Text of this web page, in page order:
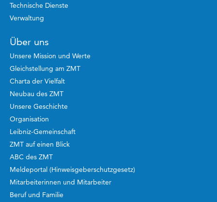
Technische Dienste
Verwaltung
Über uns
Unsere Mission und Werte
Gleichstellung am ZMT
Charta der Vielfalt
Neubau des ZMT
Unsere Geschichte
Organisation
Leibniz-Gemeinschaft
ZMT auf einen Blick
ABC des ZMT
Meldeportal (Hinweisgeberschutzgesetz)
Mitarbeiterinnen und Mitarbeiter
Beruf und Familie